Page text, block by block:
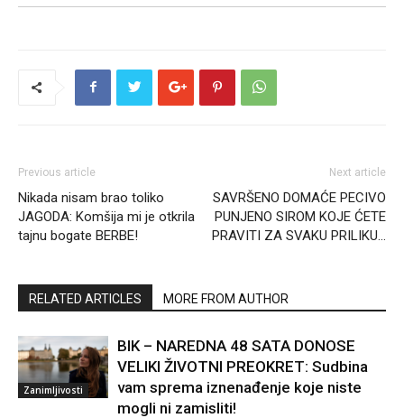
Previous article
Nikada nisam brao toliko
JAGODA: Komšija mi je otkrila
tajnu bogate BERBE!
Next article
SAVRŠENO DOMAĆE PECIVO
PUNJENO SIROM KOJE ĆETE
PRAVITI ZA SVAKU PRILIKU…
RELATED ARTICLES MORE FROM AUTHOR
Zanimljivosti
BIK – NAREDNA 48 SATA DONOSE
VELIKI ŽIVOTNI PREOKRET: Sudbina
vam sprema iznenađenje koje niste
mogli ni zamisliti!